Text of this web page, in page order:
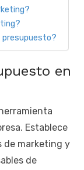
presupuesto?
en
Establece
de marketing y
de